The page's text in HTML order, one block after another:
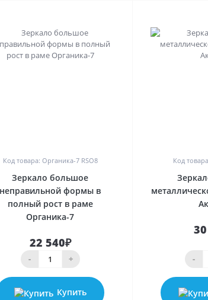
Код товара: Органика-7 RSO8
Зеркало большое
неправильной формы в
полный рост в раме
Органика-7
22 540₽
- +
Купить
Код
-